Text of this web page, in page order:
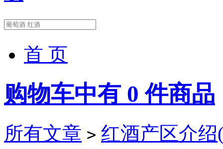
首 页
购物车中有 0 件商品
所有文章 > 红酒产区介绍